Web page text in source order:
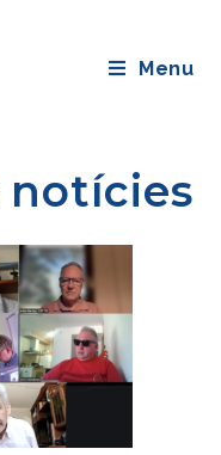
Menu
notícies